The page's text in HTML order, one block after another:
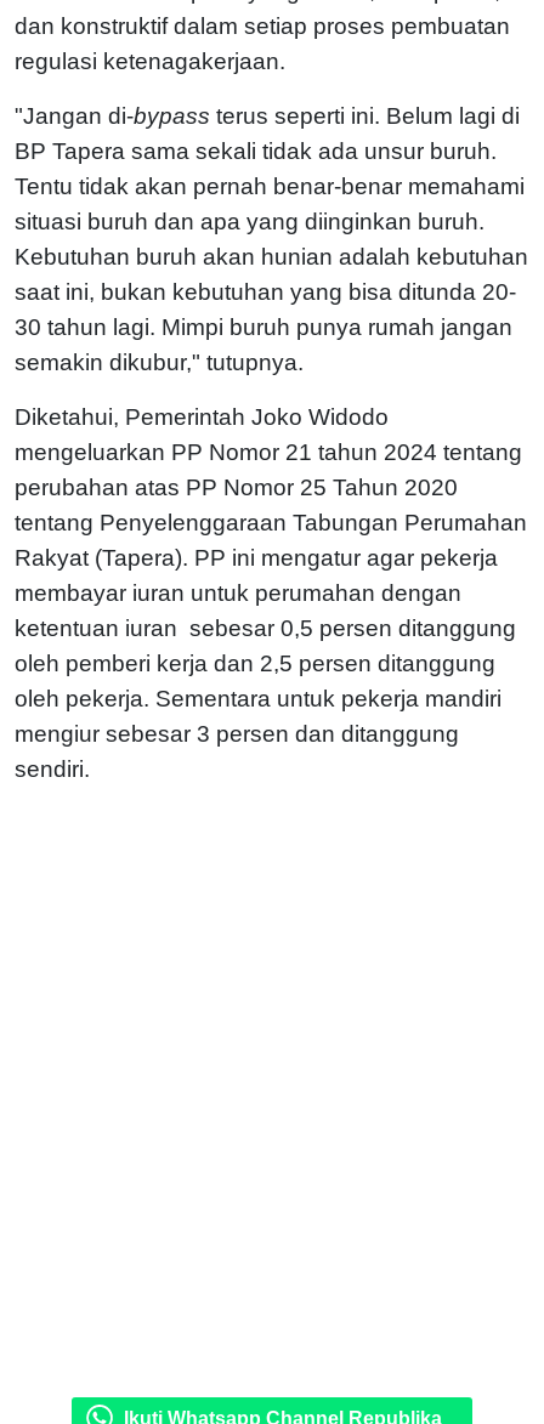
dan konstruktif dalam setiap proses pembuatan
regulasi ketenagakerjaan.
"Jangan di-bypass terus seperti ini. Belum lagi di
BP Tapera sama sekali tidak ada unsur buruh.
Tentu tidak akan pernah benar-benar memahami
situasi buruh dan apa yang diinginkan buruh.
Kebutuhan buruh akan hunian adalah kebutuhan
saat ini, bukan kebutuhan yang bisa ditunda 20-
30 tahun lagi. Mimpi buruh punya rumah jangan
semakin dikubur," tutupnya.
Diketahui, Pemerintah Joko Widodo
mengeluarkan PP Nomor 21 tahun 2024 tentang
perubahan atas PP Nomor 25 Tahun 2020
tentang Penyelenggaraan Tabungan Perumahan
Rakyat (Tapera). PP ini mengatur agar pekerja
membayar iuran untuk perumahan dengan
ketentuan iuran sebesar 0,5 persen ditanggung
oleh pemberi kerja dan 2,5 persen ditanggung
oleh pekerja. Sementara untuk pekerja mandiri
mengiur sebesar 3 persen dan ditanggung
sendiri.
Ikuti Whatsapp Channel Republika